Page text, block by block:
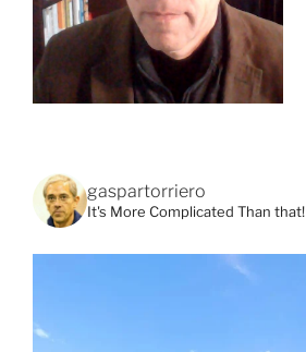
gaspartorriero
It's More Complicated Than that!